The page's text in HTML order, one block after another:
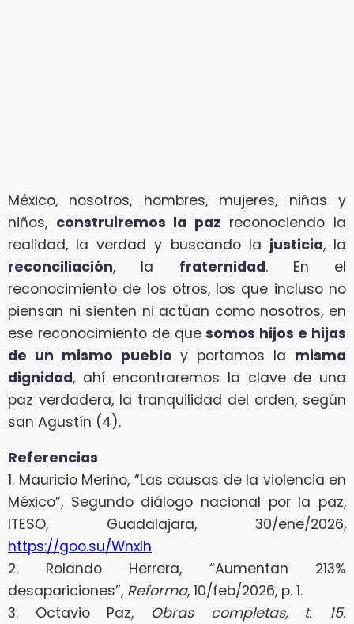
México, nosotros, hombres, mujeres, niñas y
niños, construiremos la paz reconociendo la
realidad, la verdad y buscando la justicia, la
reconciliación, la fraternidad. En el
reconocimiento de los otros, los que incluso no
piensan ni sienten ni actúan como nosotros, en
ese reconocimiento de quesomos hijos e hijas
de un mismo pueblo y portamos la misma
dignidad, ahí encontraremos la clave de una
paz verdadera, la tranquilidad del orden, según
san Agustín (4).
Referencias
1. Mauricio Merino, “Las causas de la violencia en
México”, Segundo diálogo nacional por la paz,
ITESO, Guadalajara, 30/ene/2026,
https://goo.su/WnxIh.
2. Rolando Herrera, “Aumentan 213%
desapariciones”, Reforma, 10/feb/2026, p. 1.
3. Octavio Paz, Obras completas, t. 15.